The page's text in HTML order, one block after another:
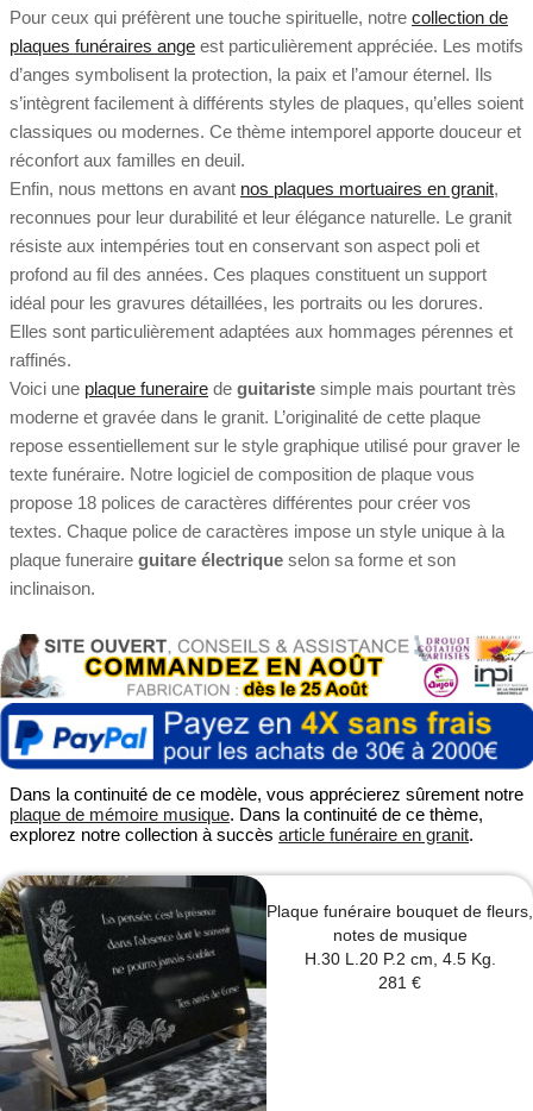
Pour ceux qui préfèrent une touche spirituelle, notre collection de
plaques funéraires ange est particulièrement appréciée. Les motifs
d’anges symbolisent la protection, la paix et l’amour éternel. Ils
s’intègrent facilement à différents styles de plaques, qu’elles soient
classiques ou modernes. Ce thème intemporel apporte douceur et
réconfort aux familles en deuil.
Enfin, nous mettons en avant nos plaques mortuaires en granit,
reconnues pour leur durabilité et leur élégance naturelle. Le granit
résiste aux intempéries tout en conservant son aspect poli et
profond au fil des années. Ces plaques constituent un support
idéal pour les gravures détaillées, les portraits ou les dorures.
Elles sont particulièrement adaptées aux hommages pérennes et
raffinés.
Voici une plaque funeraire de guitariste simple mais pourtant très
moderne et gravée dans le granit. L’originalité de cette plaque
repose essentiellement sur le style graphique utilisé pour graver le
texte funéraire. Notre logiciel de composition de plaque vous
propose 18 polices de caractères différentes pour créer vos
textes. Chaque police de caractères impose un style unique à la
plaque funeraire guitare électrique selon sa forme et son
inclinaison.
Dans la continuité de ce modèle, vous apprécierez sûrement notre
plaque de mémoire musique. Dans la continuité de ce thème,
explorez notre collection à succès article funéraire en granit.
Plaque funéraire bouquet de fleurs,
notes de musique
H.30 L.20 P.2 cm, 4.5 Kg.
281 €